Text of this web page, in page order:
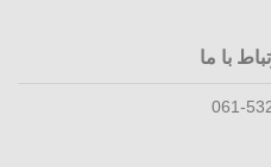
با ما
061-